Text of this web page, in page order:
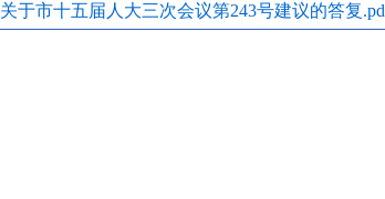
关于市十五届人大三次会议第243号建议的答复